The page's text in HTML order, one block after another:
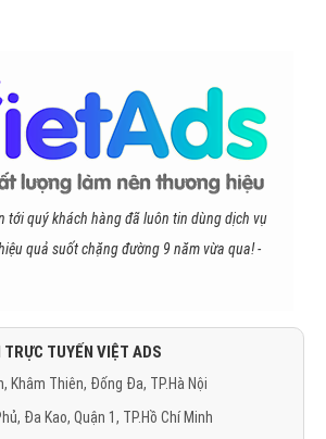
tới quý khách hàng đã luôn tin dùng dịch vụ
quả suốt chặng đường 9 năm vừa qua! -
TRỰC TUYẾN VIỆT ADS
Khâm Thiên, Đống Đa, TP.Hà Nội
Đa Kao, Quận 1, TP.Hồ Chí Minh